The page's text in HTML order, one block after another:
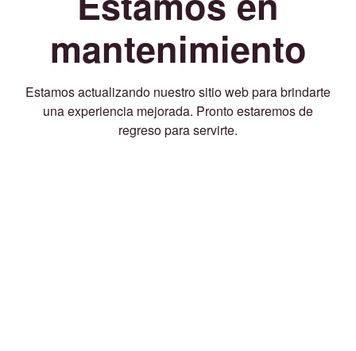
mantenimiento
Estamos actualizando nuestro sitio web para brindarte
una experiencia mejorada. Pronto estaremos de
regreso para servirte.